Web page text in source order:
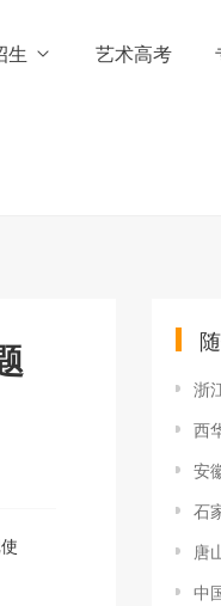
生 艺术高考
浙江
西
安徽
石家
唐
中国